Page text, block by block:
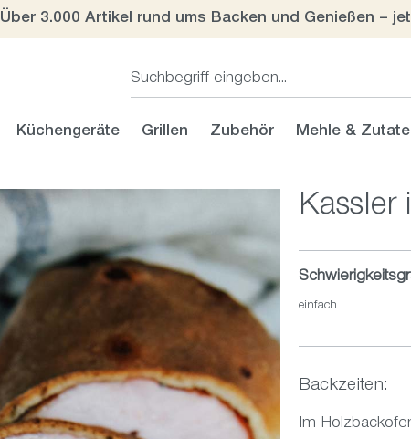
Über 3.000 Artikel rund ums Backen und Genießen –
Küchengeräte Grillen Zubehör Mehle &
Kassler
einfach
Backzeiten:
Im